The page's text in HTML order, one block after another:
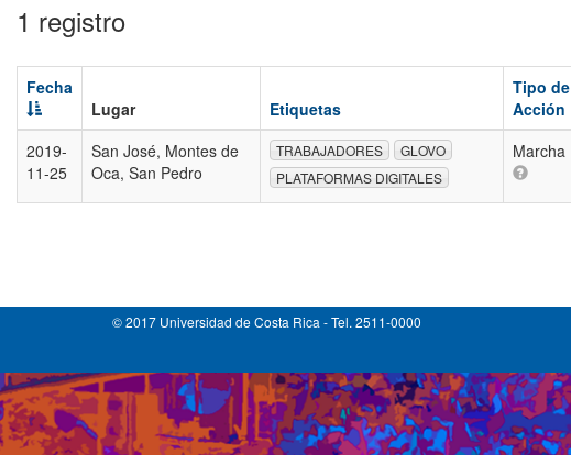
1 registro
Fecha
Lugar
Etiquetas
Tipo de
Acción
2019-
11-25
San José, Montes de
Oca, San Pedro
TRABAJADORES
GLOVO
PLATAFORMAS DIGITALES
Marcha
© 2017 Universidad de Costa Rica - Tel. 2511-0000